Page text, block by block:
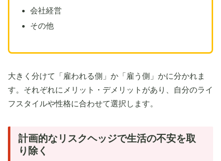
会社経営
その他
大きく分けて「雇われる側」か「雇う側」かに分かれま
す。それぞれにメリット・デメリットがあり、自分のライ
フスタイルや性格に合わせて選択します。
計画的なリスクヘッジで生活の不安を取
り除く